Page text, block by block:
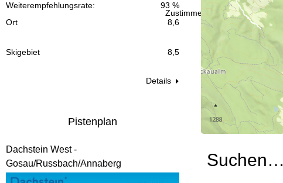
Zustimmen
93 %
Weiterempfehlungsrate:
Ort
8,6
Skigebiet 8,5
Details
Pistenplan
Dachstein West -
Gosau/Russbach/Annaberg
Suchen…